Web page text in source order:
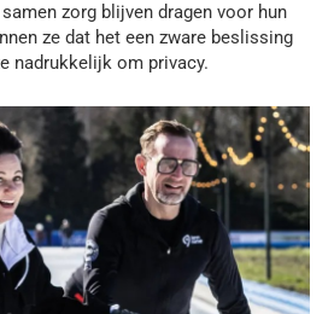
zorg blijven dragen voor hun
ze dat het een zware beslissing
nadrukkelijk om privacy.